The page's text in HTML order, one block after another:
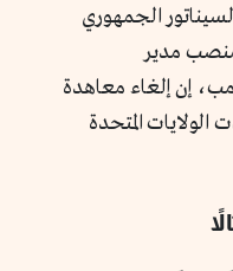
الجمهوري
مدير
إن إلغاء معاهدة
الولايات المتحدة